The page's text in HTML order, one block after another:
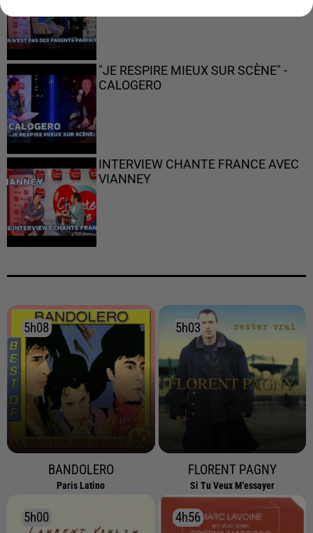
"JE RESPIRE MIEUX SUR SCÈNE" -
CALOGERO
INTERVIEW CHANTE FRANCE AVEC
VIANNEY
5h08
5h08
BANDOLERO
Paris Latino
5h03
5h03
FLORENT PAGNY
Si Tu Veux M'essayer
5h00
5h00 4h56
4h56